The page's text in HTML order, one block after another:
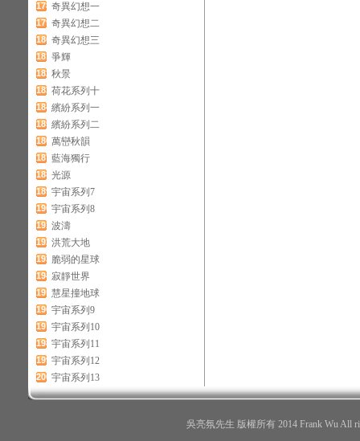
178 奇異幻想一
179 奇異幻想二
180 奇異幻想三
181 爭輝
182 秋景
183 荷花系列十
184 繽紛系列一
185 繽紛系列二
186 萬巒秋韻
187 藍海獨行
188 光源
189 宇宙系列7
190 宇宙系列8
191 波濤
192 洪荒大地
193 脆弱的星球
194 寂靜世界
195 慧星撞地球
196 宇宙系列9
197 宇宙系列10
198 宇宙系列11
199 宇宙系列12
200 宇宙系列13
吳亮氛先生 版權所有 2014 Frank Wu All